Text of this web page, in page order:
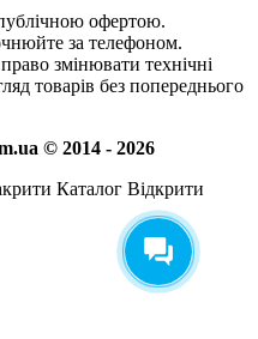
офертою.
за телефоном.
змінювати технічні
товарів без попереднього
© 2014 - 2026
Каталог Відкрити